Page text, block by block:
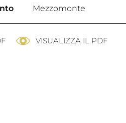
Mezzomonte
VISUALIZZA IL PDF